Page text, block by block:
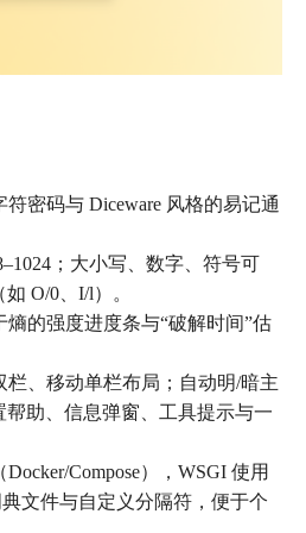
密码与 Diceware 风格的易记通
；大小写、数字、符号可
O/0、I/l）。
的强度进度条与“破解时间”估
栏、移动单栏布局；自动明/暗主
助、信息弹窗、工具提示与一
Compose），WSGI 使用
文件与自定义分隔符，便于个